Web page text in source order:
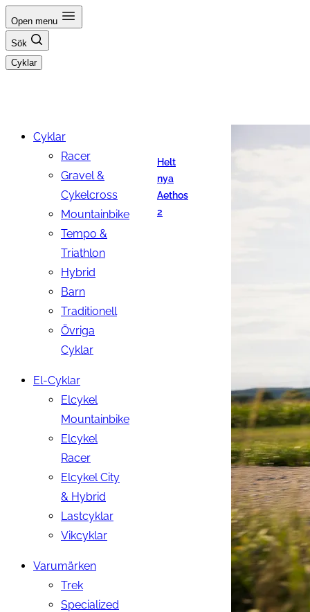
Hoppa
till
innehåll
Open menu
Sök
Cyklar
Cyklar
Racer
Gravel &
Cykelcross
Mountainbike
Tempo &
Triathlon
Hybrid
Barn
Traditionell
Övriga
Cyklar
El-Cyklar
Elcykel
Mountainbike
Elcykel
Racer
Elcykel City
& Hybrid
Lastcyklar
Vikcyklar
Varumärken
Trek
Specialized
Helt
nya
Aethos
2